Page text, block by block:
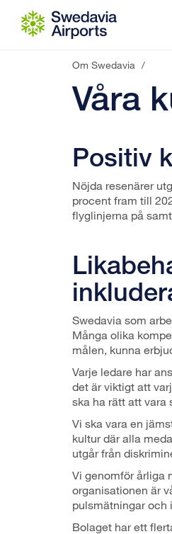
Gå till innehåll
Om Swedavia /
Våra
Positiv
Nöjda resenärer
procent fram till
flyglinjerna på
Swedavia som
Många olika
målen, kunna
Varje ledare har
det är viktigt att
ska ha rätt att vara
Vi ska vara en
kultur där alla
utgår från
Vi genomför årliga
organisationen är
pulsmätningar och
Bolaget har ett